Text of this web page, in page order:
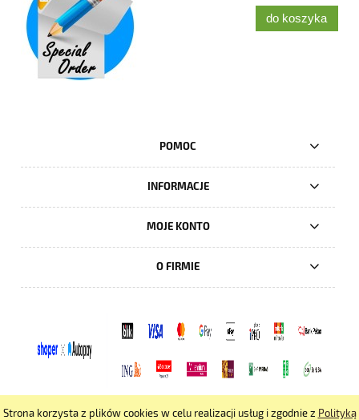
Strona korzysta z plików cookies w celu realizacji usług i zgodnie z Polityką
do koszyka
POMOC
INFORMACJE
MOJE KONTO
O FIRMIE